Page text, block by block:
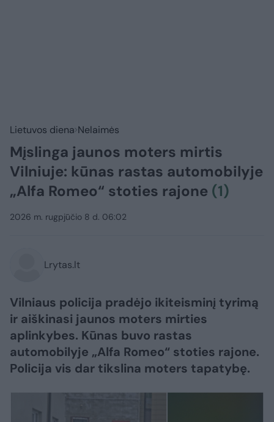
Lietuvos diena Nelaimės
Mįslinga jaunos moters mirtis
Vilniuje: kūnas rastas automobilyje
„Alfa Romeo“ stoties rajone (1)
2026 m. rugpjūčio 8 d. 06:02
Lrytas.lt
Vilniaus policija pradėjo ikiteisminį tyrimą
ir aiškinasi jaunos moters mirties
aplinkybes. Kūnas buvo rastas
automobilyje „Alfa Romeo“ stoties rajone.
Policija vis dar tikslina moters tapatybę.